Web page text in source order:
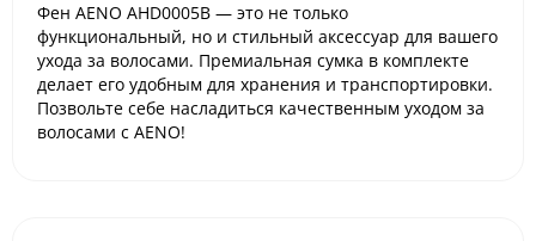
Фен AENO AHD0005B — это не только
функциональный, но и стильный аксессуар для вашего
ухода за волосами. Премиальная сумка в комплекте
делает его удобным для хранения и транспортировки.
Позвольте себе насладиться качественным уходом за
волосами с AENO!